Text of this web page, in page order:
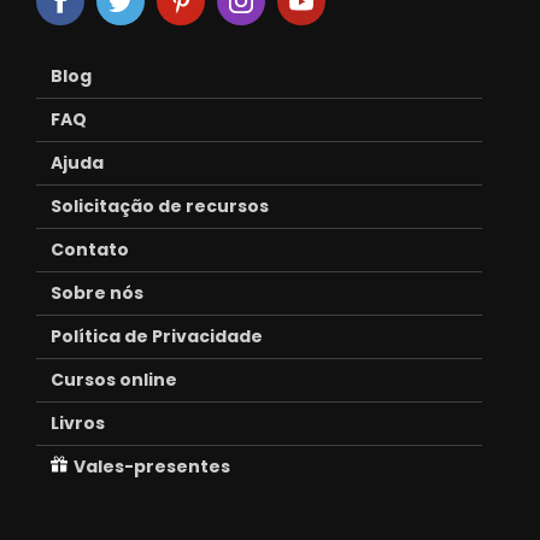
Blog
FAQ
Ajuda
Solicitação de recursos
Contato
Sobre nós
Política de Privacidade
Cursos online
Livros
Vales-presentes